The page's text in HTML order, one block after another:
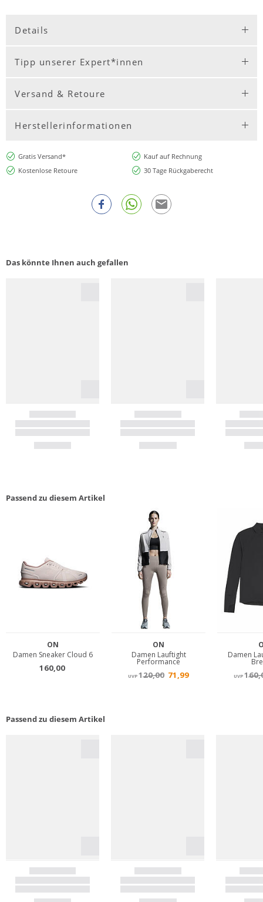
Details
Tipp unserer Expert*innen
Versand & Retoure
Herstellerinformationen
Gratis Versand*
Kauf auf Rechnung
Kostenlose Retoure
30 Tage Rückgaberecht
Das könnte Ihnen auch gefallen
Passend zu diesem Artikel
Passend zu diesem Artikel